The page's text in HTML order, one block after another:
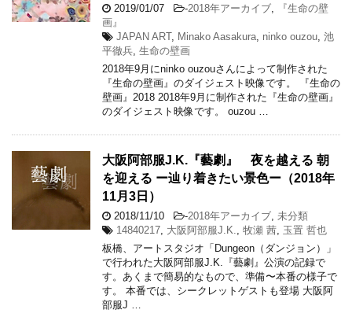
2019/01/07 -2018年アーカイブ
『生命の壁
画』
JAPAN ART, Minako Aasakura ninko ouzou 池
平徹兵 生命の壁画
2018年9月にninko ouzouさんによって制作された
『生命の壁画』のダイジェスト映像です。 『生命の
壁画』2018 2018年9月に制作された『生命の壁画』
のダイジェスト映像です。 ouzou …
大阪阿部服J.K.『藝劇』 夜を越える 朝
を迎える ー辿り着きたい景色ー（2018年
11月3日）
2018/11/10 -2018年アーカイブ 未分類
14840217 大阪阿部服J.K. 牧瀬 茜 玉置 哲也
板橋、アートスタジオ「Dungeon（ダンジョン）」
で行われた大阪阿部服J.K.『藝劇』公演の記録で
す。あくまで簡易的なもので、準備〜本番の様子で
す。 本番では、シークレットゲストも登場 大阪阿
部服J …